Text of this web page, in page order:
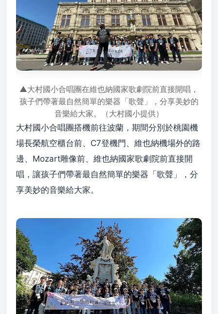
▲大村國小合唱團在維也納國家歌劇院前直接開唱，
孩子們帶著最自然簡單的樂器「歌聲」，分享美妙的
音樂給大家。（大村國小提供）
大村國小合唱團搭機前往波蘭，期間分別於桃園機
場長榮航空櫃台前、C7登機門、維也納機場外的路
邊、Mozart雕像前、維也納國家歌劇院前直接開
唱，讓孩子們帶著最自然簡單的樂器「歌聲」，分
享美妙的音樂給大家。